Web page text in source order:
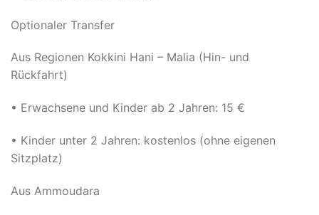
Optionaler Transfer
Aus Regionen Kokkini Hani – Malia (Hin- und
Rückfahrt)
• Erwachsene und Kinder ab 2 Jahren: 15 €
• Kinder unter 2 Jahren: kostenlos (ohne eigenen
Sitzplatz)
Aus Ammoudara